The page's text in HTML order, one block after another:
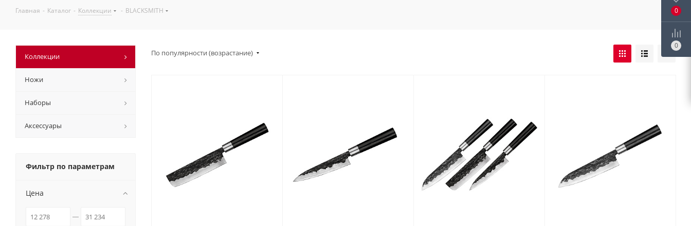
Главная - Каталог - Коллекции - BLACKSMITH
По популярности (возрастание)
Коллекции
Ножи
Наборы
Аксессуары
Фильтр по параметрам
Цена
0
0